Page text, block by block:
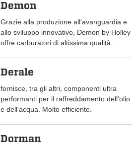
Demon
Grazie alla produzione all'avanguardia e
allo sviluppo innovativo, Demon by Holley
offre carburatori di altissima qualità..
Derale
fornisce, tra gli altri, componenti ultra
performanti per il raffreddamento dell'olio
e dell'acqua. Molto efficiente.
Dorman